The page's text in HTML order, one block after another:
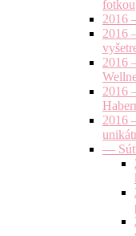
fotkou
2016
2016
2016
2016
2016
—